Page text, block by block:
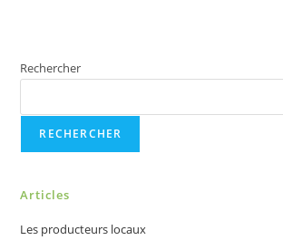
Rechercher
RECHERCHER
Articles
Les producteurs locaux